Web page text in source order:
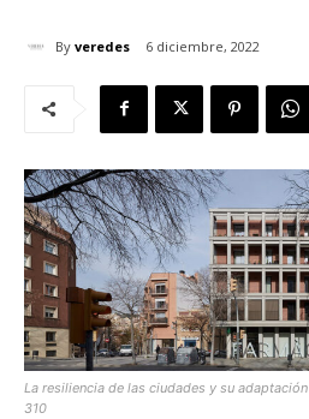
By veredes 6 diciembre, 2022
La resiliencia de las ciudades y su
310